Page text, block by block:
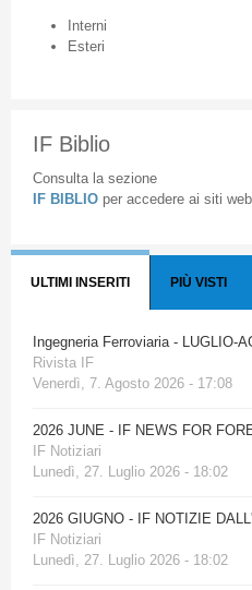
Interni
Esteri
IF Biblio
Consulta la sezione
IF BIBLIO per accedere ai siti
ULTIMI INSERITI PIÙ VISTI
Ingegneria Ferroviaria - LUGLIO-
Rivista IF
Venerdì, 7. Agosto 2026 - 17:08
2026 JUNE - IF NEWS FOR
IF Notiziari
Lunedì, 27. Luglio 2026 - 18:02
2026 GIUGNO - IF NOTIZIE
IF Notiziari
Lunedì, 27. Luglio 2026 - 18:02